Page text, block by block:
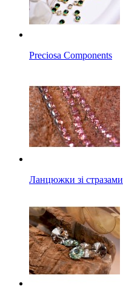
Preciosa Components
Ланцюжки зі стразами